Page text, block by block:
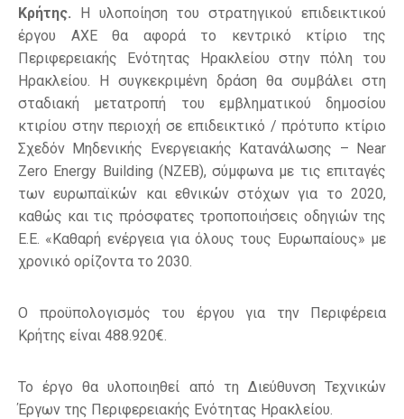
Κρήτης. Η υλοποίηση του στρατηγικού επιδεικτικού
έργου ΑΧΕ θα αφορά το κεντρικό κτίριο της
Περιφερειακής Ενότητας Ηρακλείου στην πόλη του
Ηρακλείου. Η συγκεκριμένη δράση θα συμβάλει στη
σταδιακή μετατροπή του εμβληματικού δημοσίου
κτιρίου στην περιοχή σε επιδεικτικό / πρότυπο κτίριο
Σχεδόν Μηδενικής Ενεργειακής Κατανάλωσης – Near
Zero Energy Building (NZEB), σύμφωνα με τις επιταγές
των ευρωπαϊκών και εθνικών στόχων για το 2020,
καθώς και τις πρόσφατες τροποποιήσεις οδηγιών της
Ε.Ε. «Καθαρή ενέργεια για όλους τους Ευρωπαίους» με
χρονικό ορίζοντα το 2030.
Ο προϋπολογισμός του έργου για την Περιφέρεια
Κρήτης είναι 488.920€.
Το έργο θα υλοποιηθεί από τη Διεύθυνση Τεχνικών
Έργων της Περιφερειακής Ενότητας Ηρακλείου.